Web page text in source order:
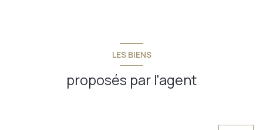
LES BIENS
proposés par l'agent